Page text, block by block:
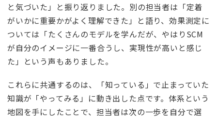
と気づいた」と振り返りました。別の担当者は「定着
がいかに重要かがよく理解できた」と語り、効果測定に
ついては「たくさんのモデルを学んだが、やはりSCM
が自分のイメージに一番合うし、実現性が高いと感じ
た」という声もありました。
これらに共通するのは、「知っている」で止まっていた
知識が「やってみる」に動き出した点です。体系という
地図を手にしたことで、担当者は次の一歩を自分で選